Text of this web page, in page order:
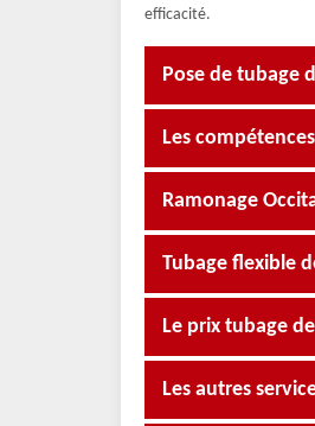
efficacité.
Pose de tubage
Les
Ramonage
Tubage flexible
Le prix tubage
Les autres